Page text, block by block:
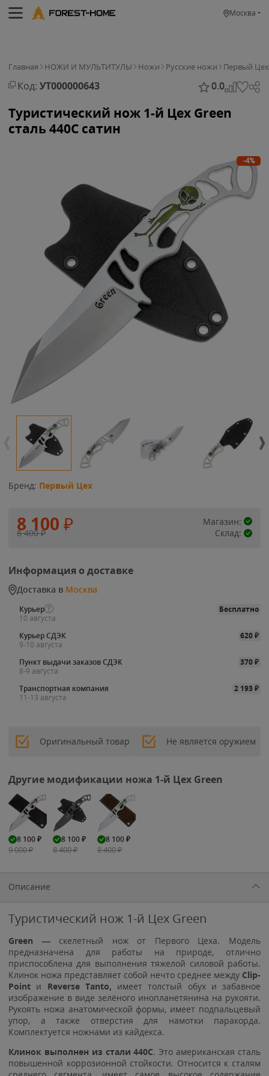
Москва
Главная НОЖИ И МУЛЬТИТУЛЫ Ножи Русские ножи Первый Цех
Код: УТ000000643 0.0
Туристический нож 1-й Цех Green
сталь 440C сатин
-4%
Бренд: Первый Цех
8 100 ₽
8 400₽
Магазин:
Склад:
Информация о доставке
Доставка в Москва
Курьер
Бесплатно
10 августа
Курьер СДЭК
620₽
9-10 августа
Пункт выдачи заказов СДЭК
370₽
8-9 августа
Транспортная компания
2 193₽
11-13 августа
Оригинальный товар Не является оружием
Другие модификации ножа 1-й Цех Green
8 100₽
9 000₽
8 100₽
8 400₽
8 100₽
8 400₽
Описание
Туристический нож 1-й Цех Green
Green —скелетный нож от Первого Цеха. Модель
предназначена для работы на природе, отлично
приспособлена для выполнения тяжелой силовой работы.
Клинок ножа представляет собой нечто среднее между Clip-
Point и Reverse Tanto, имеет толстый обух и забавное
изображение в виде зелёного инопланетянина на рукояти.
Рукоять ножа анатомической формы, имеет подпальцевый
упор, а также отверстия для намотки паракорда.
Комплектуется ножнами из кайдекса.
Клинок выполнен из стали 440C. Это американская сталь
повышенной коррозионной стойкости. Относится к сталям